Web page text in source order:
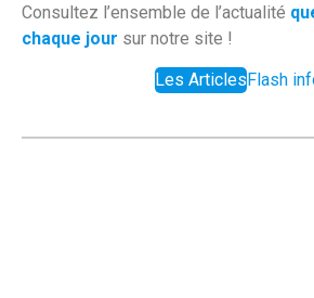
Consultez l’ensemble de l’actualité
chaque jour sur notre site !
Les Articles Flash